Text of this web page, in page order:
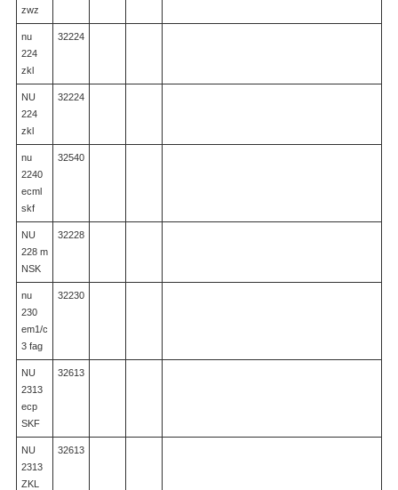
zwz
nu
224
zkl
32224
NU
224
zkl
32224
nu
2240
ecml
skf
32540
NU
228 m
NSK
32228
nu
230
em1/c
3 fag
32230
NU
2313
ecp
SKF
32613
NU
2313
ZKL
32613